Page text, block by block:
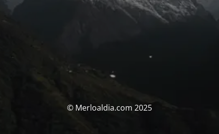
© Merloaldia.com 2025